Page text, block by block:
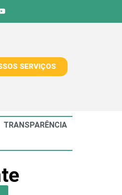
SERVIÇOS
TRANSPARÊNCIA